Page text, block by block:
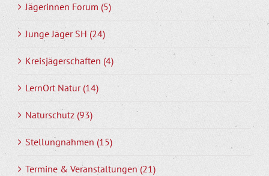
Jägerinnen Forum (5)
Junge Jäger SH (24)
Kreisjägerschaften (4)
LernOrt Natur (14)
Naturschutz (93)
Stellungnahmen (15)
Termine & Veranstaltungen (21)